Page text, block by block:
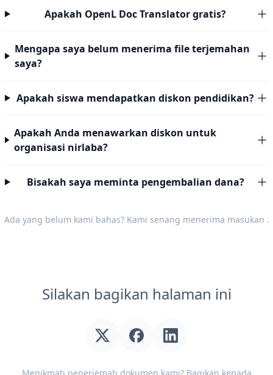
Apakah OpenL Doc Translator gratis?
Mengapa saya belum menerima file terjemahan
saya?
Apakah siswa mendapatkan diskon pendidikan?
Apakah Anda menawarkan diskon untuk
organisasi nirlaba?
Bisakah saya meminta pengembalian dana?
Ada yang belum kami bahas? Kami senang menerima masukan .
Silakan bagikan halaman ini